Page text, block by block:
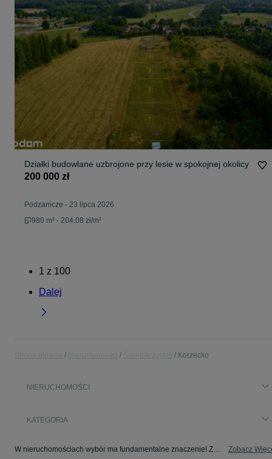
Działki budowlane uzbrojone przy lesie w spokojnej okolicy
200 000 zł
Podzamcze - 23 lipca 2026
980 m² - 204.08 zł/m²
1 z 100
Dalej
Korzecko
NIERUCHOMOŚCI
KATEGORIA
W nieruchomościach wybór ma fundamentalne znaczenie! Znajdź wymarzony lokal w kategorii Nieruchomości na OLX - Korzecko i okolice! Zobacz